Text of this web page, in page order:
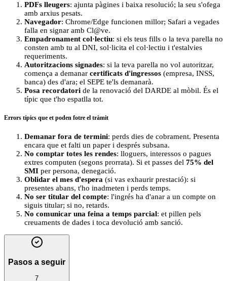
PDFs lleugers: ajunta pàgines i baixa resolució; la seu s'ofega
amb arxius pesats.
Navegador: Chrome/Edge funcionen millor; Safari a vegades
falla en signar amb Cl@ve.
Empadronament col·lectiu: si els teus fills o la teva parella no
consten amb tu al DNI, sol·licita el col·lectiu i t'estalvies
requeriments.
Autoritzacions signades: si la teva parella no vol autoritzar,
comença a demanar certificats d'ingressos (empresa, INSS,
banca) des d'ara; el SEPE te'ls demanarà.
Posa recordatori de la renovació del DARDE al mòbil. És el
típic que t'ho espatlla tot.
Errors típics que et poden fotre el tràmit
Demanar fora de termini: perds dies de cobrament. Presenta
encara que et falti un paper i després subsana.
No comptar totes les rendes: lloguers, interessos o pagues
extres computen (segons prorrata). Si et passes del 75% del
SMI per persona, denegació.
Oblidar el mes d'espera (si vas exhaurir prestació): si
presentes abans, t'ho inadmeten i perds temps.
No ser titular del compte: l'ingrés ha d'anar a un compte on
siguis titular; si no, retards.
No comunicar una feina a temps parcial: et pillen pels
creuaments de dades i toca devolució amb sanció.
Pasos a seguir
7